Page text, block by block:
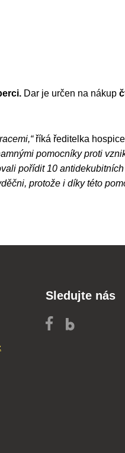
Dar je určen na nákup
říká ředitelka
pomocníky proti
pořídit 10
protože i díky této
Sledujte nás